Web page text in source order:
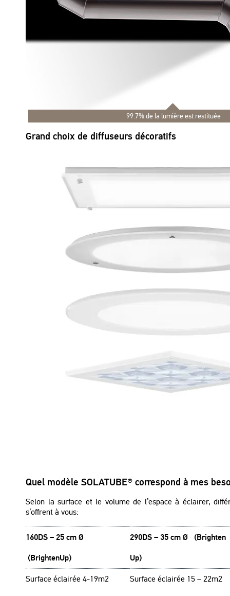
99.7% de la lumière est restituée
Grand choix de diffuseurs décoratifs
Quel modèle SOLATUBE® correspond à mes
Selon la surface et le volume de l’espace à éclairer,
s’offrent à vous:
160DS – 25 cm Ø
(BrightenUp)
290DS – 35 cm Ø (Brighten
Up)
Surface éclairée 4-19m2 Surface éclairée 15 – 22m2